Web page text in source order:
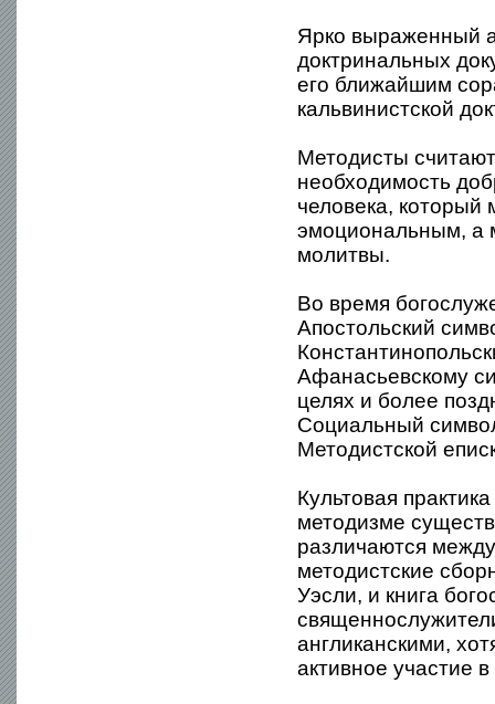
Ярко выраженный
доктринальных
его ближайшим
кальвинистской
Методисты
необходимость
человека, который
эмоциональным, а
молитвы.
Во время
Апостольский
Афанасьевскому
целях и более
Социальный
Методистской
Культовая
методизме
различаются
методистские
Уэсли, и книга
англиканскими,
активное участие